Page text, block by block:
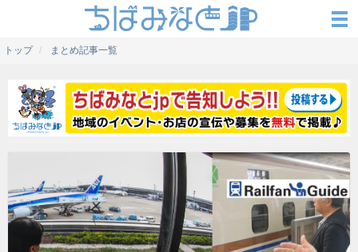
トップ まとめ記事一覧